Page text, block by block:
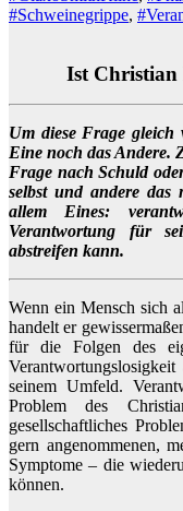
#Schweinegrippe,
Ist Christian
Um diese Frage gleich
Eine noch das Andere.
Frage nach Schuld
selbst und andere
allem Eines:
Verantwortung für
abstreifen kann.
Wenn ein Mensch sich
handelt er
für die Folgen des
seinem Umfeld.
Problem des
gesellschaftliches
gern angenommenen,
Symptome – die
können.